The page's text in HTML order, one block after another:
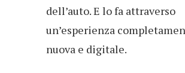
dell’auto. E lo fa attraverso
un’esperienza
nuova e digitale.